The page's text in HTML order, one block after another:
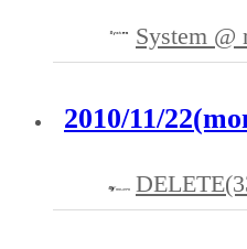
System @
2010/11/